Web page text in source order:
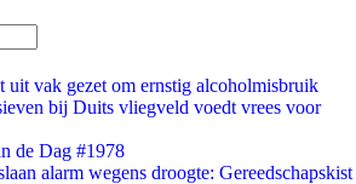
uit vak gezet om ernstig alcoholmisbruik
bij Duits vliegveld voedt vrees voor
de Dag #1978
alarm wegens droogte: Gereedschapskist